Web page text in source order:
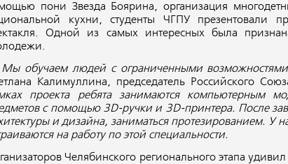
пони Звезда Боярина, организация
кухни, студенты ЧГПУ презентовали
Одной из самых интересных была
Мы обучаем людей с ограниченными
Калимуллина, председатель Российского
проекта ребята занимаются компьютерным
с помощью 3D-ручки и 3D-принтера. После
и дизайна, заниматься протезированием. У
на работу по этой специальности.
Челябинского регионального этапа